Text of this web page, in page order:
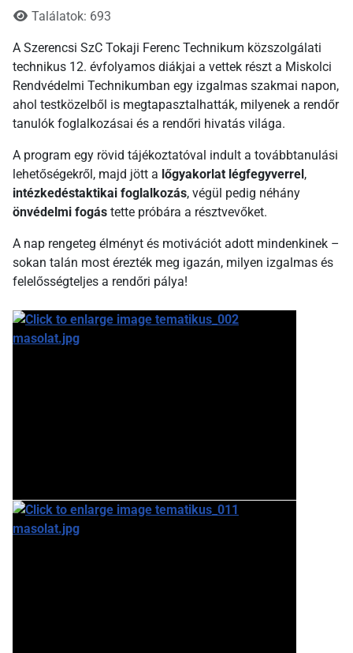
Találatok: 693
A Szerencsi SzC Tokaji Ferenc Technikum közszolgálati
technikus 12. évfolyamos diákjai a vettek részt a Miskolci
Rendvédelmi Technikumban egy izgalmas szakmai napon,
ahol testközelből is megtapasztalhatták, milyenek a rendőr
tanulók foglalkozásai és a rendőri hivatás világa.
A program egy rövid tájékoztatóval indult a továbbtanulási
lehetőségekről, majd jött a lőgyakorlat légfegyverrel ,
intézkedéstaktikai foglalkozás, végül pedig néhány
önvédelmi fogás tette próbára a résztvevőket.
A nap rengeteg élményt és motivációt adott mindenkinek –
sokan talán most érezték meg igazán, milyen izgalmas és
felelősségteljes a rendőri pálya!